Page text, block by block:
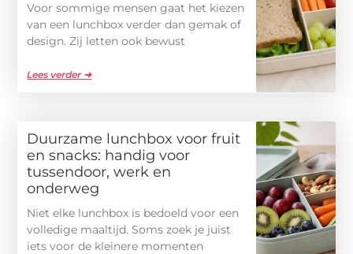
Voor sommige mensen gaat het kiezen
van een lunchbox verder dan gemak of
design. Zij letten ook bewust
Lees verder ➜
Duurzame lunchbox voor fruit
en snacks: handig voor
tussendoor, werk en
onderweg
Niet elke lunchbox is bedoeld voor een
volledige maaltijd. Soms zoek je juist
iets voor de kleinere momenten